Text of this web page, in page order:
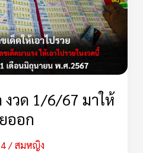
งวด 1/6/67 มาให้
ออก
/สมหญิง